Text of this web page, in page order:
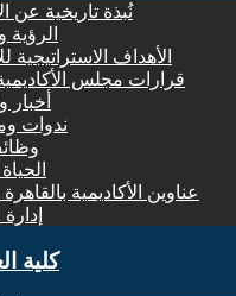
نُبذة تاريخية عن
الرؤية
الأهداف الاستراتيجية
قرارات مجلس
أخبار
ندوات
عناوين الأكاديمية
كلية